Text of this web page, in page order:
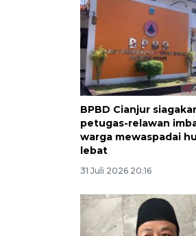
BPBD Cianjur
petugas-relawan
warga mewaspadai
lebat
31 Juli 2026 20:16